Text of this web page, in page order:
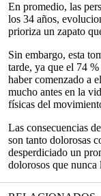
En promedio, las
los 34 años,
prioriza un zapato
Sin embargo, esta
tarde, ya que el 74 %
haber comenzado a
mucho antes en la
físicas del
Las consecuencias
son tanto dolorosas
desperdiciado un
dolorosos que nunca